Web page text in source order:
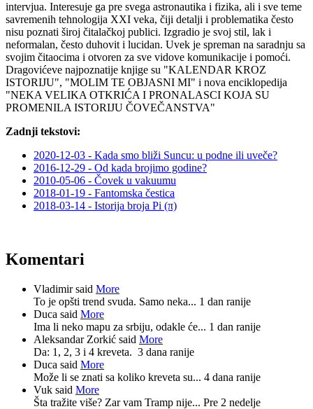
intervjua. Interesuje ga pre svega astronautika i fizika, ali i sve teme
savremenih tehnologija XXI veka, čiji detalji i problematika često
nisu poznati široj čitalačkoj publici. Izgradio je svoj stil, lak i
neformalan, često duhovit i lucidan. Uvek je spreman na saradnju sa
svojim čitaocima i otvoren za sve vidove komunikacije i pomoći.
Dragovićeve najpoznatije knjige su "KALENDAR KROZ
ISTORIJU", "MOLIM TE OBJASNI MI" i nova enciklopedija
"NEKA VELIKA OTKRIĆA I PRONALASCI KOJA SU
PROMENILA ISTORIJU ČOVEČANSTVA"
Zadnji tekstovi:
2020-12-03 - Kada smo bliži Suncu: u podne ili uveče?
2016-12-29 - Od kada brojimo godine?
2010-05-06 - Čovek u vakuumu
2018-01-19 - Fantomska čestica
2018-03-14 - Istorija broja Pi (π)
Komentari
Vladimir said More
To je opšti trend svuda. Samo neka... 1 dan ranije
Duca said More
Ima li neko mapu za srbiju, odakle će... 1 dan ranije
Aleksandar Zorkić said More
Da: 1, 2, 3 i 4 kreveta. 3 dana ranije
Duca said More
Može li se znati sa koliko kreveta su... 4 dana ranije
Vuk said More
Šta tražite više? Zar vam Tramp nije... Pre 2 nedelje